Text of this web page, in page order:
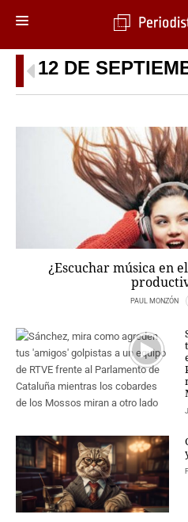
MENÚ
SECCIONES
MUNDO
PERIODISMO
ECONOMÍA
TECNOLOGÍA
CULTURA
OTRAS WEBS
MOTOR
TRAVELLERS
EXPERTOS
GASTRONOMÍA
SALUD
12 DE
¿Escuchar música en
PAUL MONZÓN